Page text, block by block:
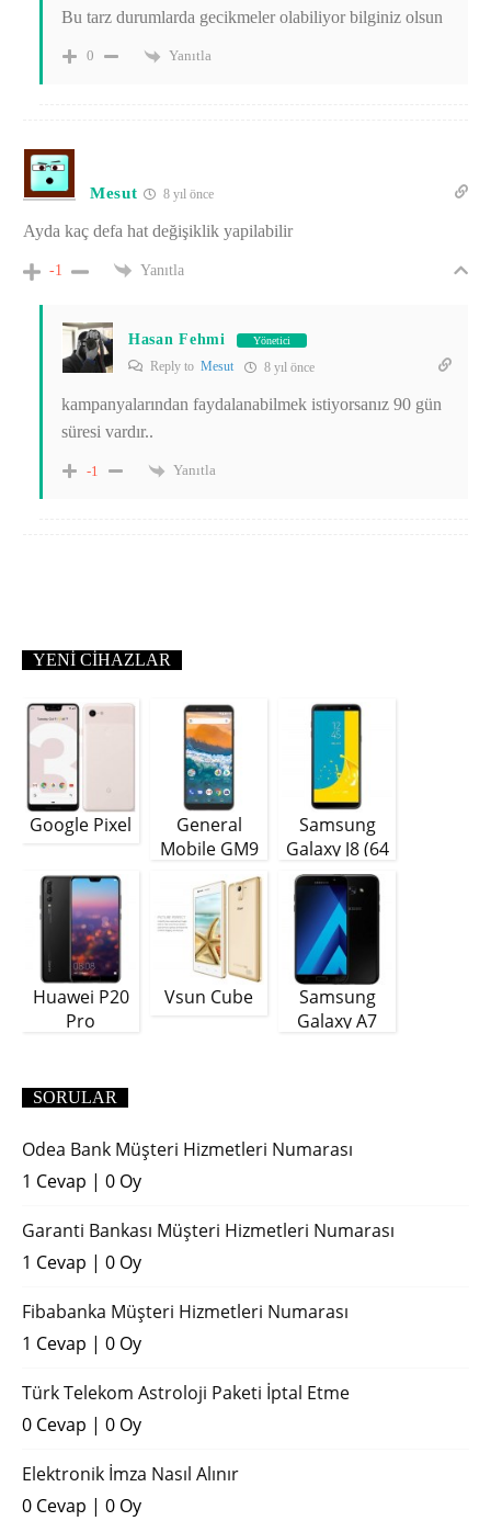
Bu tarz durumlarda gecikmeler olabiliyor bilginiz olsun
0 Yanıtla
Mesut 8 yıl önce
Ayda kaç defa hat değişiklik yapilabilir
-1 Yanıtla
Hasan Fehmi Yönetici
Reply to Mesut 8 yıl önce
kampanyalarından faydalanabilmek istiyorsanız 90 gün
süresi vardır..
-1 Yanıtla
YENI CIHAZLAR
Google Pixel
General
Mobile GM9
Samsung
Galaxy J8 (64
GB)
Huawei P20
Pro
Vsun Cube
Samsung
Galaxy A7
SORULAR
Odea Bank Müşteri Hizmetleri Numarası
1 Cevap | 0 Oy
Garanti Bankası Müşteri Hizmetleri Numarası
1 Cevap | 0 Oy
Fibabanka Müşteri Hizmetleri Numarası
1 Cevap | 0 Oy
Türk Telekom Astroloji Paketi İptal Etme
0 Cevap | 0 Oy
Elektronik İmza Nasıl Alınır
0 Cevap | 0 Oy